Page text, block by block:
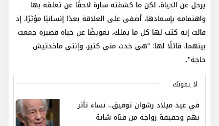
يرحل عن الحياة، لكن ما كشفته سارة لاحقًا عن تعلقه بها
واهتمامه بإسعادها، أضفى على العلاقة بعدًا إنسانيًا مؤثرًا، إذ
قالت إنه كتب لها كل ما يملك، تعويضًا عن حياة قصيرة جمعت
بينهما، قائلًا لها: "هي خدت مني كتير، وإنتي ماخدتيش
حاجة".
لا يفوتك
في عيد ميلاد رشوان توفيق.. نساء تأثر
بهم وحقيقة زواجه من فتاة شابة